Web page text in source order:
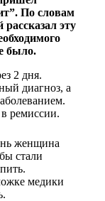
По словам
эту
было.
2 дня.
диагноз, а
в ремиссии.
женщина
стали
медики